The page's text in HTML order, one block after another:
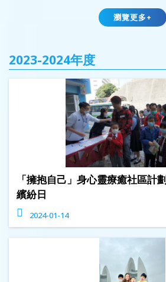
瀏覽更多+
2023-2024年度
「擁抱自己」身心靈療癒社區計
繽紛日
2024-01-14